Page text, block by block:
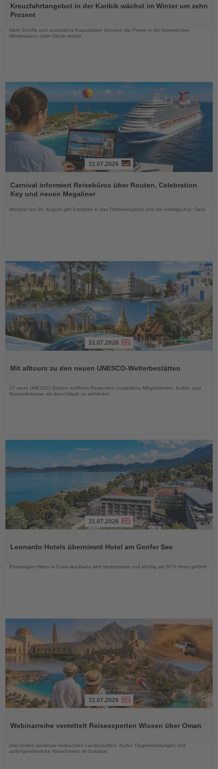
Sie
die
Kreuzfahrtangebot in der Karibik wächst im Winter um zehn
Prozent
Mehr Schiffe und zusätzliche Kapazitäten könnten die Preise in der kommenden
Wintersaison unter Druck setzen
Sie
die
Nachrichten
31.07.2026
Carnival informiert Reisebüros über Routen, Celebration
Key und neuen Megaliner
Webinar am 26. August gibt Einblicke in das Flottenangebot und die künftige Ace Class
die
31.07.2026
Mit alltours zu den neuen UNESCO-Welterbestätten
27 neue UNESCO-Stätten eröffnen Reisenden zusätzliche Möglichkeiten, Kultur- und
Naturerlebnisse mit dem Urlaub zu verbinden
die
31.07.2026
Leonardo Hotels übernimmt Hotel am Genfer See
Ehemaliges Hilton in Evian-les-Bains wird modernisiert und künftig als NYX Hotel geführt
die
31.07.2026
Webinarreihe vermittelt Reiseexperten Wissen über Oman
Drei Online-Seminare beleuchten Landschaften, Kultur, Flugverbindungen und
außergewöhnliche Reiseformen im Sultanat